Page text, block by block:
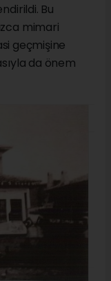
Bu
mimari
geçmişine
da önem